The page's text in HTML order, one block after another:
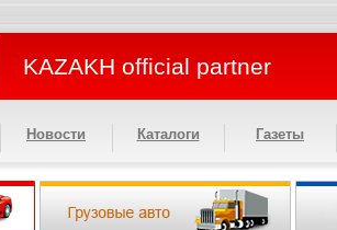
KAZAKH official partner
Новости Каталоги Газеты